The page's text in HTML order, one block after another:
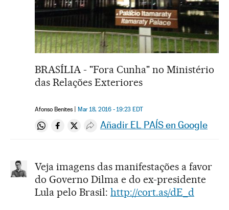
BRASÍLIA - "Fora Cunha" no Ministério
das Relações Exteriores
Afonso Benites Mar 18, 2016 - 19:23 EDT
Compartir en Whatsapp
Compartir en Facebook
Compartir en Twitter
Desplegar Redes Sociales
Añadir EL PAÍS en Google
Veja imagens das manifestações a favor
do Governo Dilma e do ex-presidente
Lula pelo Brasil: http://cort.as/dE_d